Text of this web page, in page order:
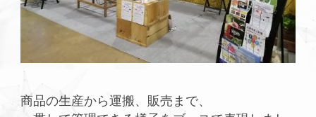
商品の生産から運搬、販売まで、